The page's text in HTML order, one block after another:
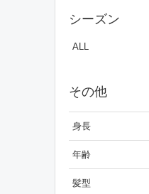
バッグ
シーズン
ALL
その他
身長
年齢
髪型